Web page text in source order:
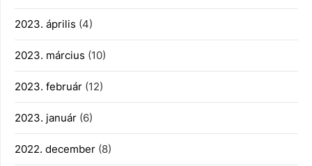
2023. április (4)
2023. március (10)
2023. február (12)
2023. január (6)
2022. december (8)